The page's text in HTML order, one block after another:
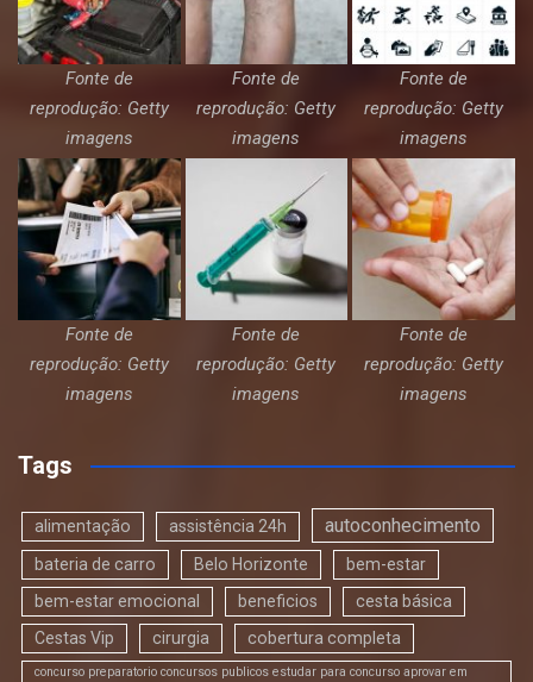
Fonte de
reprodução: Getty
imagens
Fonte de
reprodução: Getty
imagens
Fonte de
reprodução: Getty
imagens
Fonte de
reprodução: Getty
imagens
Fonte de
reprodução: Getty
imagens
Fonte de
reprodução: Getty
imagens
Tags
alimentação assistência 24h autoconhecimento
bateria de carro Belo Horizonte
bem-estar
bem-estar emocional
beneficios
cesta básica
Cestas Vip
cirurgia cobertura completa
concurso preparatorio concursos publicos estudar para concurso aprovar em